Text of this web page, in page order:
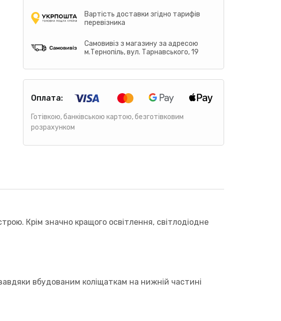
Вартість доставки згідно тарифів
перевізника
Самовивіз з магазину за адресою
м.Тернопіль, вул. Тарнавського, 19
Оплата:
Готівкою, банківською картою, безготівковим
розрахунком
Крім значно кращого освітлення, світлодіодне
вбудованим коліщаткам на нижній частині